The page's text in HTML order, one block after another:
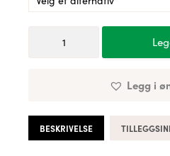
Legg i
BESKRIVELSE